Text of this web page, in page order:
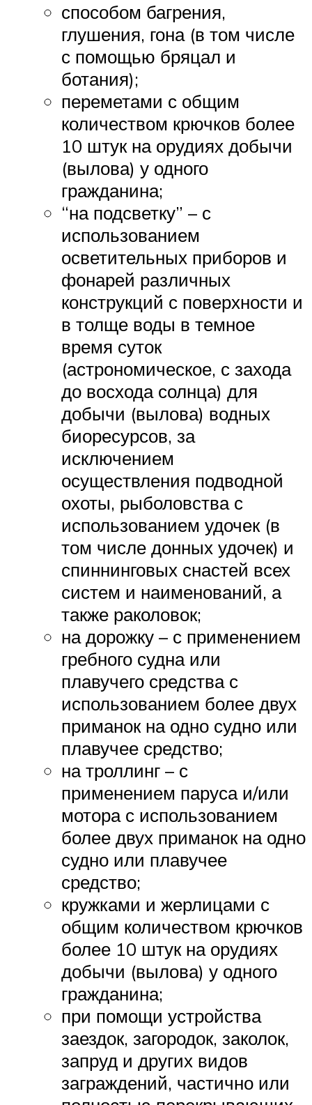
способом багрения,
глушения, гона (в том числе
с помощью бряцал и
ботания);
переметами с общим
количеством крючков более
10 штук на орудиях добычи
(вылова) у одного
гражданина;
“на подсветку” – с
использованием
осветительных приборов и
фонарей различных
конструкций с поверхности и
в толще воды в темное
время суток
(астрономическое, с захода
до восхода солнца) для
добычи (вылова) водных
биоресурсов, за
исключением
осуществления подводной
охоты, рыболовства с
использованием удочек (в
том числе донных удочек) и
спиннинговых снастей всех
систем и наименований, а
также раколовок;
на дорожку – с применением
гребного судна или
плавучего средства с
использованием более двух
приманок на одно судно или
плавучее средство;
на троллинг – с
применением паруса и/или
мотора с использованием
более двух приманок на одно
судно или плавучее
средство;
кружками и жерлицами с
общим количеством крючков
более 10 штук на орудиях
добычи (вылова) у одного
гражданина;
при помощи устройства
заездок, загородок, заколок,
запруд и других видов
заграждений, частично или